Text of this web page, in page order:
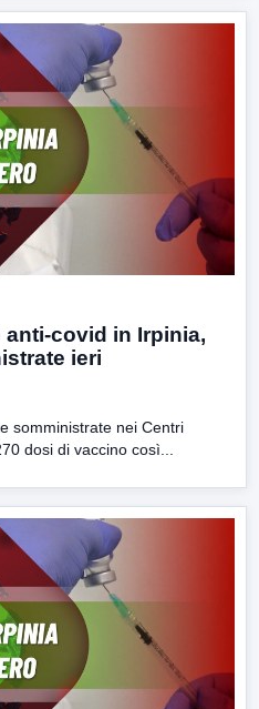
covid in Irpinia,
ieri
somministrate nei Centri
dosi di vaccino così...